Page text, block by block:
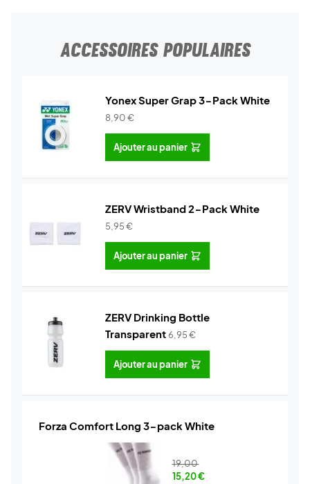
ACCESSOIRES POPULAIRES
Yonex Super Grap 3-Pack White
8,90€
Ajouter au panier
ZERV Wristband 2-Pack White
5,95€
Ajouter au panier
ZERV Drinking Bottle
Transparent6,95€
Ajouter au panier
Forza Comfort Long 3-pack White
19,00
15,20€